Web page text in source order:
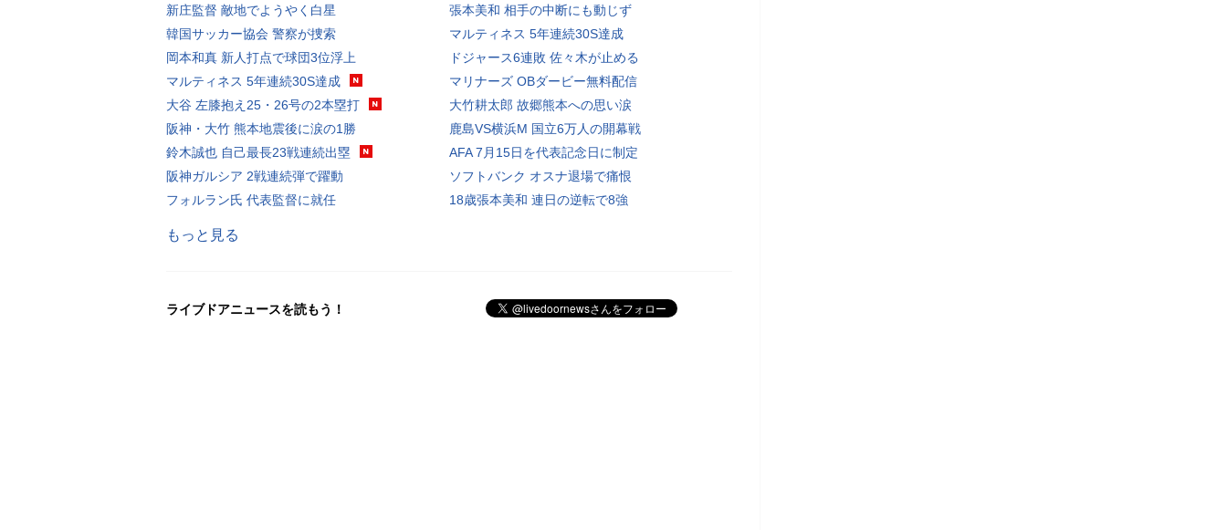
新庄監督 敵地でようやく白星
韓国サッカー協会 警察が捜索
岡本和真 新人打点で球団3位浮上
マルティネス 5年連続30S達成
大谷 左膝抱え25・26号の2本塁打
阪神・大竹 熊本地震後に涙の1勝
鈴木誠也 自己最長23戦連続出塁
阪神ガルシア 2戦連続弾で躍動
フォルラン氏 代表監督に就任
張本美和 相手の中断にも動じず
マルティネス 5年連続30S達成
ドジャース6連敗 佐々木が止める
マリナーズ OBダービー無料配信
大竹耕太郎 故郷熊本への思い涙
鹿島VS横浜M 国立6万人の開幕戦
AFA 7月15日を代表記念日に制定
ソフトバンク オスナ退場で痛恨
18歳張本美和 連日の逆転で8強
もっと見る
ライブドアニュースを読もう！